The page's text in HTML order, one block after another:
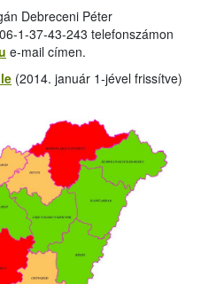
Debreceni Péter
1-37-43-243 telefonszámon
e-mail címen.
(2014. január 1-jével frissítve)